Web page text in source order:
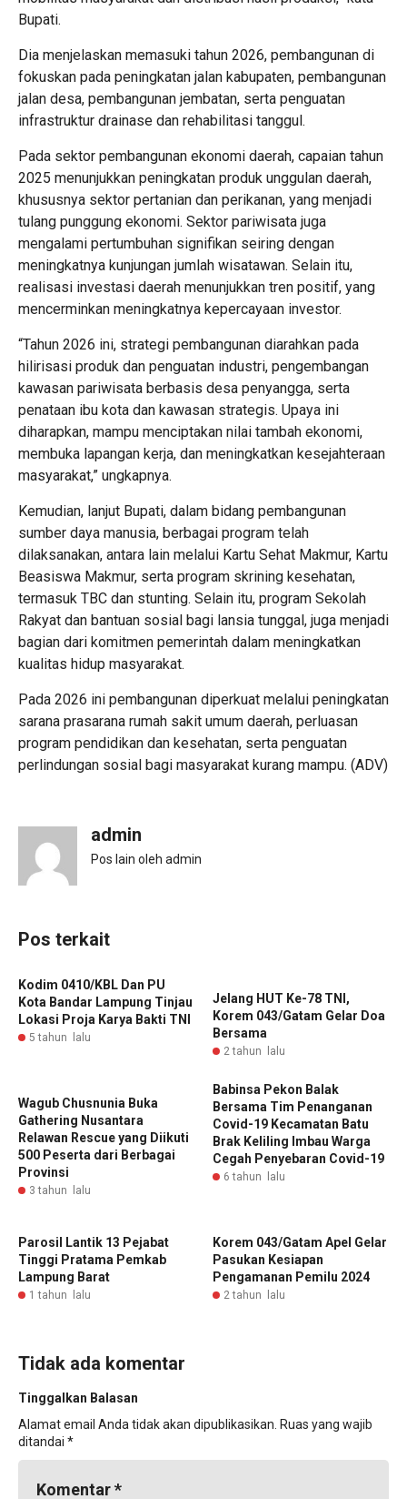
Bupati.
Dia menjelaskan memasuki tahun 2026, pembangunan di
fokuskan pada peningkatan jalan kabupaten, pembangunan
jalan desa, pembangunan jembatan, serta penguatan
infrastruktur drainase dan rehabilitasi tanggul.
Pada sektor pembangunan ekonomi daerah, capaian tahun
2025 menunjukkan peningkatan produk unggulan daerah,
khususnya sektor pertanian dan perikanan, yang menjadi
tulang punggung ekonomi. Sektor pariwisata juga
mengalami pertumbuhan signifikan seiring dengan
meningkatnya kunjungan jumlah wisatawan. Selain itu,
realisasi investasi daerah menunjukkan tren positif, yang
mencerminkan meningkatnya kepercayaan investor.
“Tahun 2026 ini, strategi pembangunan diarahkan pada
hilirisasi produk dan penguatan industri, pengembangan
kawasan pariwisata berbasis desa penyangga, serta
penataan ibu kota dan kawasan strategis. Upaya ini
diharapkan, mampu menciptakan nilai tambah ekonomi,
membuka lapangan kerja, dan meningkatkan kesejahteraan
masyarakat,” ungkapnya.
Kemudian, lanjut Bupati, dalam bidang pembangunan
sumber daya manusia, berbagai program telah
dilaksanakan, antara lain melalui Kartu Sehat Makmur, Kartu
Beasiswa Makmur, serta program skrining kesehatan,
termasuk TBC dan stunting. Selain itu, program Sekolah
Rakyat dan bantuan sosial bagi lansia tunggal, juga menjadi
bagian dari komitmen pemerintah dalam meningkatkan
kualitas hidup masyarakat.
Pada 2026 ini pembangunan diperkuat melalui peningkatan
sarana prasarana rumah sakit umum daerah, perluasan
program pendidikan dan kesehatan, serta penguatan
perlindungan sosial bagi masyarakat kurang mampu. (ADV)
admin
Pos lain oleh admin
Pos terkait
Kodim 0410/KBL Dan PU
Kota Bandar Lampung Tinjau
Lokasi Proja Karya Bakti TNI
5 tahun lalu
Jelang HUT Ke-78 TNI,
Korem 043/Gatam Gelar Doa
Bersama
2 tahun lalu
Wagub Chusnunia Buka
Gathering Nusantara
Relawan Rescue yang Diikuti
500 Peserta dari Berbagai
Provinsi
3 tahun lalu
Babinsa Pekon Balak
Bersama Tim Penanganan
Covid-19 Kecamatan Batu
Brak Keliling Imbau Warga
Cegah Penyebaran Covid-19
6 tahun lalu
‎Parosil Lantik 13 Pejabat
Tinggi Pratama Pemkab
Lampung Barat ‎
1 tahun lalu
Korem 043/Gatam Apel Gelar
Pasukan Kesiapan
Pengamanan Pemilu 2024
2 tahun lalu
Tidak ada komentar
Tinggalkan Balasan
Alamat email Anda tidak akan dipublikasikan. Ruas yang wajib
ditandai *
Komentar*